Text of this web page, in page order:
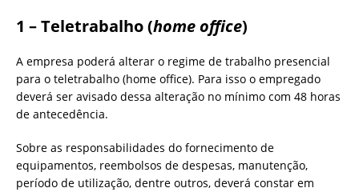
1 – Teletrabalho (home office)
A empresa poderá alterar o regime de trabalho presencial
para o teletrabalho (home office). Para isso o empregado
deverá ser avisado dessa alteração no mínimo com 48 horas
de antecedência.
Sobre as responsabilidades do fornecimento de
equipamentos, reembolsos de despesas, manutenção,
período de utilização, dentre outros, deverá constar em